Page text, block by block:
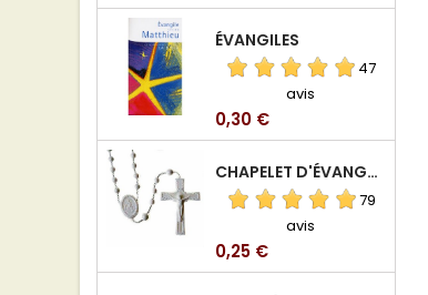
ÉVANGILES
47
avis
Prix
0,30 €
CHAPELET D'ÉVANGÉLISATION
79
avis
Prix
0,25 €